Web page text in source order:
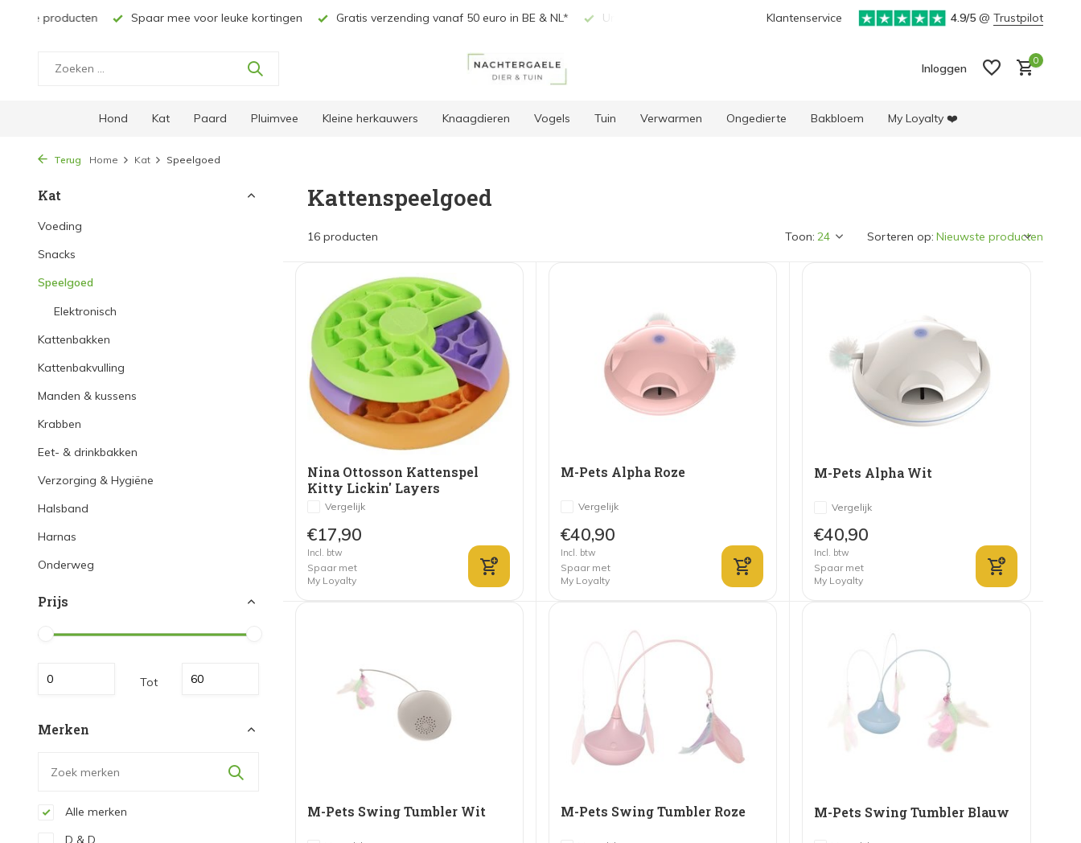
Spaar mee voor leuke kortingen Gratis verzending vanaf 50 euro in BE & NL* Unieke selectie producten Klantenservice 4.9/5 @ Trustpilot
Inloggen
0
Hond Kat Paard Pluimvee Kleine herkauwers Knaagdieren Vogels Tuin Verwarmen Ongedierte Bakbloem My Loyalty ❤️
Terug Home Kat Speelgoed
Kat
Voeding
Snacks
Speelgoed
Elektronisch
Kattenbakken
Kattenbakvulling
Manden & kussens
Krabben
Eet- & drinkbakken
Verzorging & Hygiëne
Halsband
Harnas
Onderweg
Prijs
Tot
Merken
Alle merken
D & D
Kattenspeelgoed
16 producten Toon: Sorteren op:
Nina Ottosson Kattenspel
Kitty Lickin' Layers
Vergelijk
€17,90
Incl. btw
Spaar met
My Loyalty
M-Pets Alpha Roze
Vergelijk
€40,90
Incl. btw
Spaar met
My Loyalty
M-Pets Alpha Wit
Vergelijk
€40,90
Incl. btw
Spaar met
My Loyalty
M-Pets Swing Tumbler Wit M-Pets Swing Tumbler Roze M-Pets Swing Tumbler Blauw